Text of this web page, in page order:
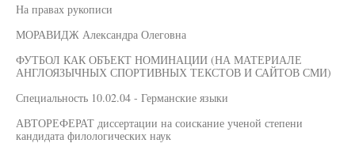
На правах рукописи
МОРАВИДЖ Александра Олеговна
ФУТБОЛ КАК ОБЪЕКТ НОМИНАЦИИ (НА МАТЕРИАЛЕ
АНГЛОЯЗЫЧНЫХ СПОРТИВНЫХ ТЕКСТОВ И САЙТОВ СМИ)
Специальность 10.02.04 - Германские языки
АВТОРЕФЕРАТ диссертации на соискание ученой степени
кандидата филологических наук